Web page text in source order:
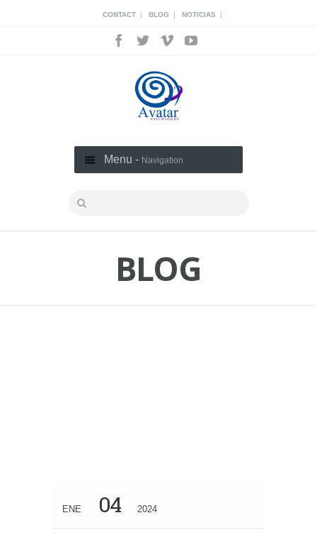
CONTACT | BLOG | NOTICIAS |
Menu - Navigation
BLOG
ENE 04 2024